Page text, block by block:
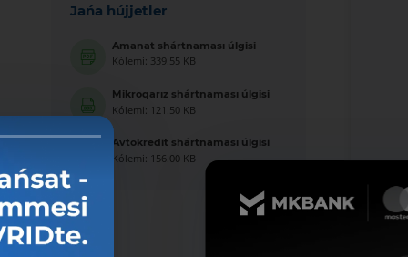
Jańa hújjetler
Amanat shártnaması úlgisi
Kólemi: 339.55 KB
Mikroqarız shártnaması úlgisi
Kólemi: 121.50 KB
Avtokredit shártnaması úlgisi
Kólemi: 156.00 KB